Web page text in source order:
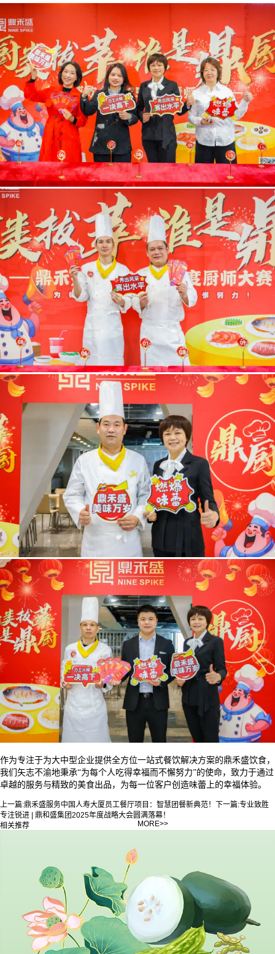
作为专注于为大中型企业提供全方位一站式餐饮解决方案的鼎禾盛饮食，
我们矢志不渝地秉承“为每个人吃得幸福而不懈努力”的使命，致力于通过
卓越的服务与精致的美食出品，为每一位客户创造味蕾上的幸福体验。
上一篇:鼎禾盛服务中国人寿大厦员工餐厅项目：智慧团餐新典范！ 下一篇:专业致胜
专注锐进 | 鼎和盛集团2025年度战略大会圆满落幕！
相关推荐
MORE>>